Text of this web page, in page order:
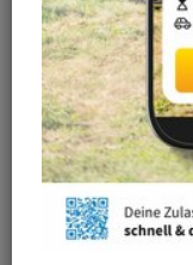
Alle Kategorien
Arbeit / Gewerbe /
Ausländerrecht &
Bürgerschaftliches
Eltern- und